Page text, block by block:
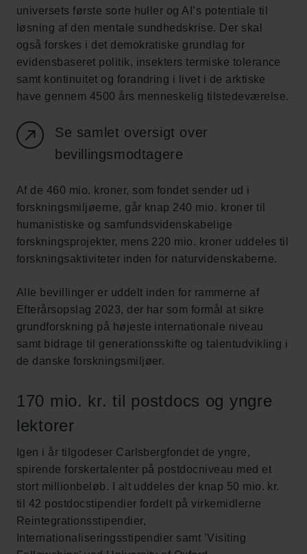
universets første sorte huller og AI’s potentiale til
løsning af den mentale sundhedskrise. Der skal
også forskes i det demokratiske grundlag for
evidensbaseret politik, insekters termiske tolerance
samt kontinuitet og forandring i livet i de arktiske
have gennem 4500 års menneskelig tilstedeværelse.
Se samlet oversigt over
bevillingsmodtagere
Af de 460 mio. kroner, som fondet sender ud i
forskningsmiljøerne, går knap 240 mio. kroner til
humanistiske og samfundsvidenskabelige
forskningsprojekter, mens 220 mio. kroner uddeles til
forskningsaktiviteter inden for naturvidenskaberne.
Alle bevillinger er uddelt inden for rammerne af
Efterårsopslag 2023, der har som formål at sikre
grundforskning på højeste internationale niveau
samt bidrage til generationsskifte og talentudvikling i
de danske forskningsmiljøer.
170 mio. kr. til postdocs og yngre
lektorer
Igen i år tilgodeser Carlsbergfondet de yngre,
spirende forskertalenter på postdocniveau med et
stort millionbeløb. I alt uddeles der knap 50 mio. kr.
til 42 postdocstipendier fordelt på virkemidlerne
Reintegrationsstipendier,
Internationaliseringsstipendier samt ’Visiting